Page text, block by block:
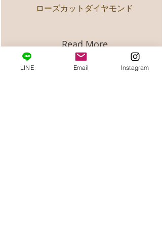
ローズカットダイヤモンド
Read More
LINE Email Instagram